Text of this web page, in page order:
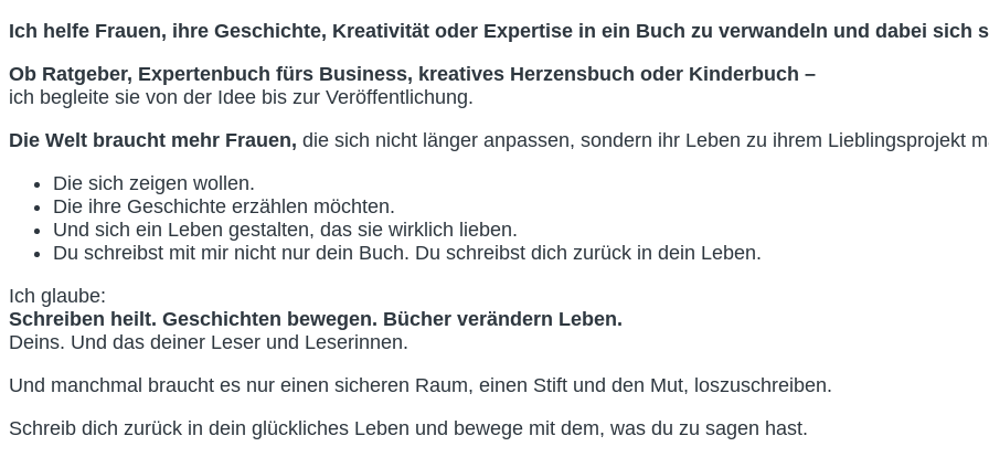
Ich helfe Frauen, ihre Geschichte, Kreativität oder Expertise in ein Buch zu verwandeln und dabei sich
Ob Ratgeber, Expertenbuch fürs Business, kreatives Herzensbuch oder Kinderbuch –
ich begleite sie von der Idee bis zur Veröffentlichung.
Die Welt braucht mehr Frauen, die sich nicht länger anpassen, sondern ihr Leben zu ihrem Lieblingsprojekt
Die sich zeigen wollen.
Die ihre Geschichte erzählen möchten.
Und sich ein Leben gestalten, das sie wirklich lieben.
Du schreibst mit mir nicht nur dein Buch. Du schreibst dich zurück in dein Leben.
Ich glaube:
Schreiben heilt. Geschichten bewegen. Bücher verändern Leben.
Deins. Und das deiner Leser und Leserinnen.
Und manchmal braucht es nur einen sicheren Raum, einen Stift und den Mut, loszuschreiben.
Schreib dich zurück in dein glückliches Leben und bewege mit dem, was du zu sagen hast.